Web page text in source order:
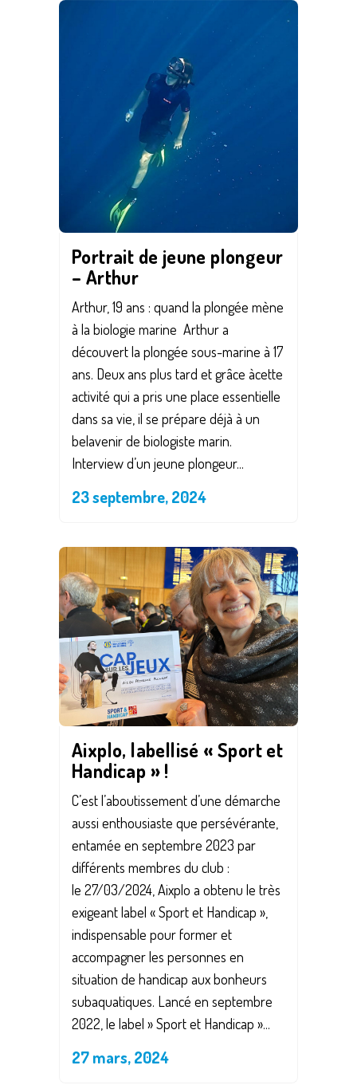
Portrait de jeune plongeur
– Arthur
Arthur, 19 ans : quand la plongée mène
à la biologie marine Arthur a
découvert la plongée sous-marine à 17
ans. Deux ans plus tard et grâce àcette
activité qui a pris une place essentielle
dans sa vie, il se prépare déjà à un
belavenir de biologiste marin.
Interview d’un jeune plongeur...
23 septembre, 2024
Save
Aixplo, labellisé « Sport et
Handicap » !
C’est l’aboutissement d’une démarche
aussi enthousiaste que persévérante,
entamée en septembre 2023 par
différents membres du club :
le 27/03/2024, Aixplo a obtenu le très
exigeant label « Sport et Handicap »,
indispensable pour former et
accompagner les personnes en
situation de handicap aux bonheurs
subaquatiques. Lancé en septembre
2022, le label » Sport et Handicap »...
27 mars, 2024